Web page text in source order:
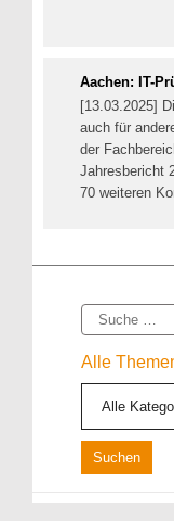
Aachen: IT-
[13.03.2025]
auch für
der
Jahresbericht
70 weiteren
Suche
Alle